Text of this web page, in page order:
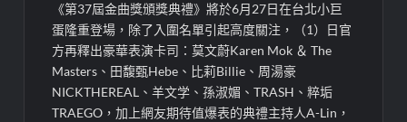
《第37屆金曲獎頒獎典禮》將於6月27日在台北小巨
蛋隆重登場，除了入圍名單引起高度關注，（1）日官
方再釋出豪華表演卡司：莫文蔚Karen Mok ＆ The
Masters、田馥甄Hebe、比莉Billie、周湯豪
NICKTHEREAL、羊文学、孫淑媚、TRASH、粹垢
TRAEGO，加上網友期待值爆表的典禮主持人A-Lin，